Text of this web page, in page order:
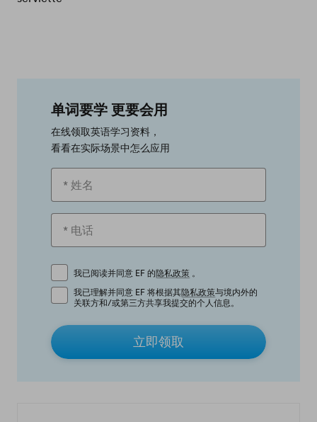
单词要学 更要会用
在线领取英语学习资料，
看看在实际场景中怎么应用
我已阅读并同意 EF 的隐私政策 。
我已理解并同意 EF 将根据其隐私政策与境内外的
关联方和/或第三方共享我提交的个人信息。
立即领取